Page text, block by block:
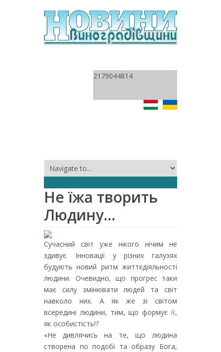
2179044814
Не їжа творить
Людину…
Сучасний світ уже нікого нічим не
здивує. Інновації у різних галузях
будують новий ритм життєдіяльності
людини. Очевидно, що прогрес таки
має силу змінювати людей та світ
навколо них. А як же зі світом
всередині людини, тим, що формує її,
як особистість!?
«Не дивлячись на те, що людина
створена по подобі та образу Бога,